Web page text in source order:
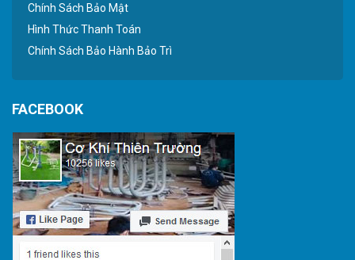
Chính Sách Bảo Mật
Hình Thức Thanh Toán
Chính Sách Bảo Hành Bảo Trì
FACEBOOK